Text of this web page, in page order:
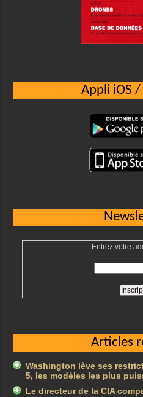
Appli iOS
Entrez votre
Articles
Washington lève ses
5, les modèles les plus
Le directeur de la CIA